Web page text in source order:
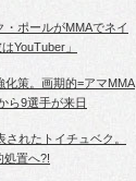
・ポールがMMAでネイ
YouTuber」
化策。画期的=アマMMA
ら9選手が来日
されたトイチュベク。
処置へ?!